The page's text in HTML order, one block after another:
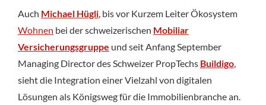
Auch Michael Hügli , bis vor Kurzem Leiter Ökosystem
Wohnen bei der schweizerischen Mobiliar
Versicherungsgruppe und seit Anfang September
Managing Director des Schweizer PropTechs Buildigo
sieht die Integration einer Vielzahl von digitalen
Lösungen als Königsweg für die Immobilienbranche an.